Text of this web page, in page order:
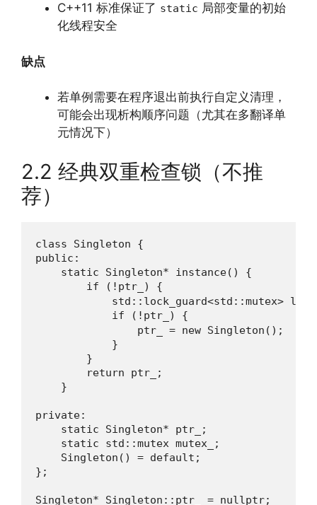
C++11 标准保证了 static 局部变量的初始
化线程安全
缺点
若单例需要在程序退出前执行自定义清理，
可能会出现析构顺序问题（尤其在多翻译单
元情况下）
2.2 经典双重检查锁（不推
荐）
class Singleton {
public:
    static Singleton* instance() {
if (!ptr_) {                     //
std::lock_guard<std::mutex>
if (!ptr_) {                 //
                ptr_ = new Singleton();
            }
        }
        return ptr_;
    }
private:
    static Singleton* ptr_;
    static std::mutex mutex_;
    Singleton() = default;
};
Singleton* Singleton::ptr_ = nullptr;